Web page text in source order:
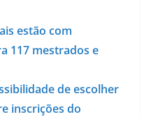
estão com
117 mestrados e
de escolher
inscrições do